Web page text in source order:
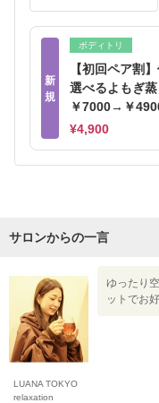
新
規
ボディトリ
【初回ペア割
選べるよもぎ
￥7000→￥
¥4,900
サロンからの一言
LUANA TOKYO
relaxation
ゆったり
ットでお